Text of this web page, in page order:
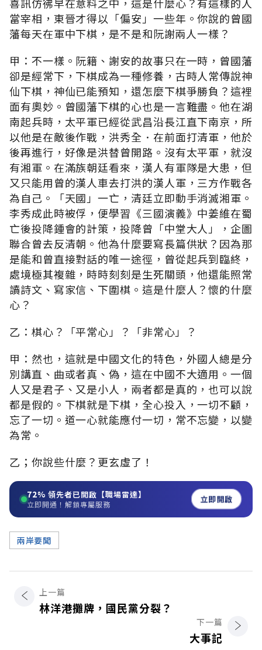
當宰相，東晉才得以「偏安」一些年。你說的曾國
藩每天在軍中下棋，是不是和阮謝兩人一樣？
甲：不一樣。阮籍、謝安的故事只在一時，曾國藩
卻是經常下，下棋成為一種修養，古時人常傳說神
仙下棋，神仙已能預知，還怎麼下棋爭勝負？這裡
面有奧妙。曾國藩下棋的心也是一言難盡。他在湖
南起兵時，太平軍已經從武昌沿長江直下南京，所
以他是在敵後作戰，洪秀全．在前面打清軍，他於
後再進行，好像是洪替曾開路。沒有太平軍，就沒
有湘軍。在滿族朝廷看來，漢人有軍隊是大患，但
又只能用曾的漢人車去打洪的漢人軍，三方作戰各
為自己。「天國」一亡，清廷立即動手消滅湘軍。
李秀成此時被俘，便學習《三國演義》中姜維在蜀
亡後投降鍾會的計策，投降曾「中堂大人」，企圖
聯合曾去反清朝。他為什麼要寫長篇供狀？因為那
是能和曾直接對話的唯一途徑，曾從起兵到臨終，
處境極其複雜，時時刻刻是生死關頭，他還能照常
讀詩文、寫家信、下圍棋。這是什麼人？懷的什麼
心？
乙：棋心？「平常心」？「非常心」？
甲：然也，這就是中國文化的特色，外國人總是分
別講直、曲或者真、偽，這在中國不大適用。一個
人又是君子、又是小人，兩者都是真的，也可以說
都是假的。下棋就是下棋，全心投入，一切不顧，
忘了一切。道一心就能應付一切，常不忘變，以變
為常。
乙；你說些什麼？更玄虛了！
72% 領先者已開啟【職場雷達】
立即開通！解鎖專屬服務 立即開啟
兩岸要聞
上一篇
林洋港攤牌，國民黨分裂？
下一篇
大事記